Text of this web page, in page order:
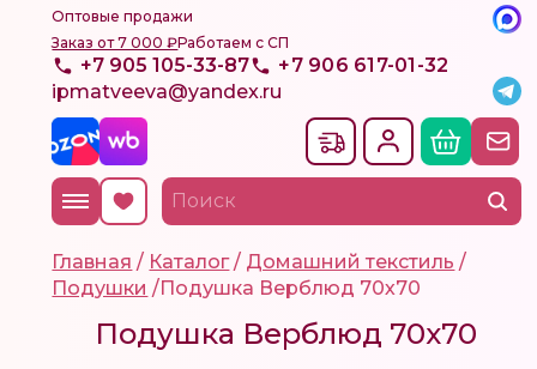
Оптовые продажи
Заказ от 7 000 ₽Работаем с СП
+7 905 105-33-87
+7 906 617-01-32
ipmatveeva@yandex.ru
Главная / Каталог/ Домашний текстиль /
Подушки /Подушка Верблюд 70х70
Подушка Верблюд 70х70